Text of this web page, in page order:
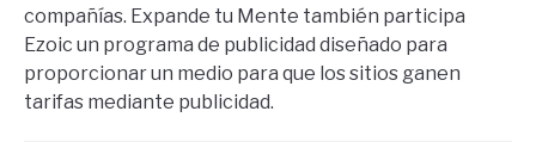
compañías. Expande tu Mente también participa
Ezoic un programa de publicidad diseñado para
proporcionar un medio para que los sitios ganen
tarifas mediante publicidad.